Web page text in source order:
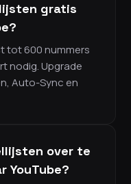
gratis
tot 600 nummers
nodig. Upgrade
Auto-Sync en
over te
YouTube?